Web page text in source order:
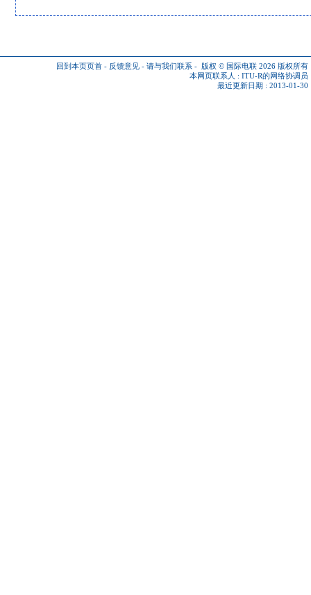
回到本页页首 - 反馈意见 - 请与我们联系 - 版权 © 国际电联 2026 版权所有
本网页联系人 : ITU-R的网络协调员
最近更新日期 : 2013-01-30